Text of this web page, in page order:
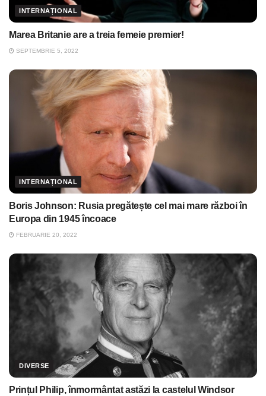
INTERNAȚIONAL
Marea Britanie are a treia femeie premier!
SEPTEMBRIE 5, 2022
INTERNAȚIONAL
Boris Johnson: Rusia pregătește cel mai mare război în
Europa din 1945 încoace
FEBRUARIE 20, 2022
DIVERSE
Prințul Philip, înmormântat astăzi la castelul Windsor